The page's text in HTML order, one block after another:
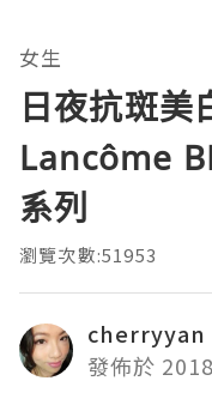
女生
日夜抗斑
Lancôme
系列
瀏覽次數:51953
cherryyan
發佈於